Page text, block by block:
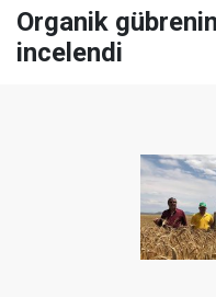
Organik
incelendi